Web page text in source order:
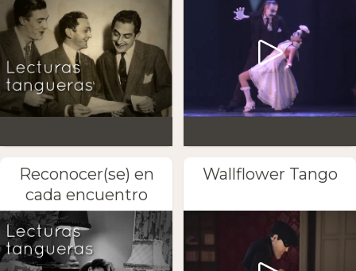
Reconocer(se) en
cada encuentro
Wallflower Tango